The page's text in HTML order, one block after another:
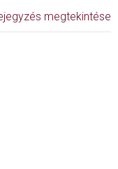
megtekintése